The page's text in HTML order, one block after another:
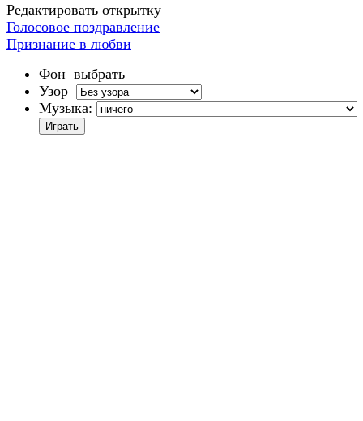
Редактировать открытку
Голосовое поздравление
Признание в любви
Фон выбрать
Узор
Музыка: